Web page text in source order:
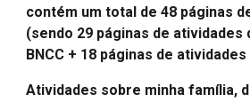
contém um total de 48 páginas
(sendo 29 páginas de atividades
BNCC + 18 páginas de
Atividades sobre minha família,